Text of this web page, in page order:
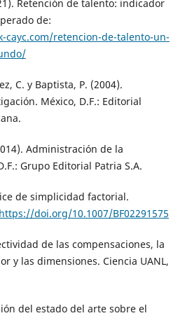
Retención de talento: indicador
de:
retencion-de-talento-un-
C. y Baptista, P. (2004).
México, D.F.: Editorial
Administración de la
Grupo Editorial Patria S.A.
de simplicidad factorial.
https://doi.org/10.1007/BF02291575
de las compensaciones, la
y las dimensiones. Ciencia UANL,
del estado del arte sobre el